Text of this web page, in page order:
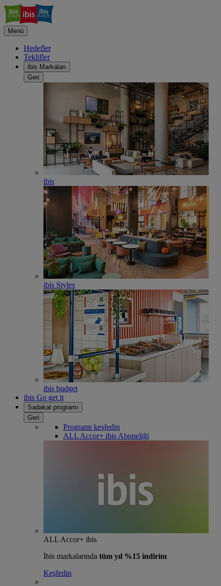
Menü
Hedefler
Teklifler
ibis Markaları
Geri
ibis
ibis Styles
ibis budget
ibis Go get it
Sadakat programı
Geri
Programı keşfedin
ALL Accor+ ibis Aboneliği
ALL Accor+ ibis
İbis markalarında tüm yıl %15 indirim
Keşfedin